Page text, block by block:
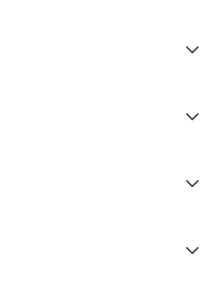
keyboard_arrow_down
keyboard_arrow_down
keyboard_arrow_down
keyboard_arrow_down